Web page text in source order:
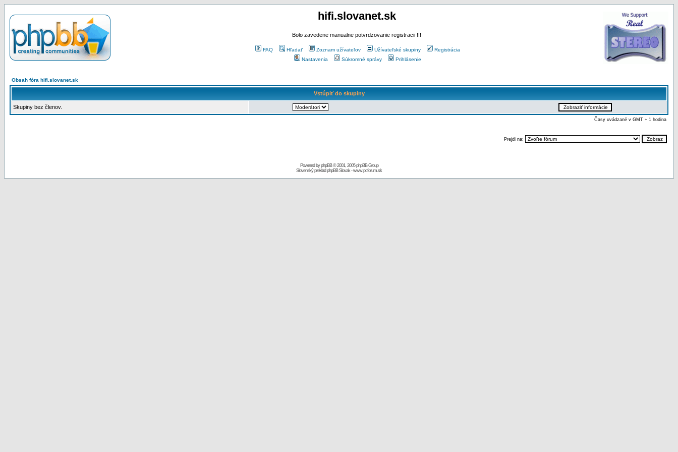
hifi.slovanet.sk
Bolo zavedene manualne potvrdzovanie registracii !!!
FAQ Hľadať Zoznam užívateľov Užívateľské skupiny
Registrácia
Nastavenia
Súkromné správy Prihlásenie
Obsah fóra hifi.slovanet.sk
Vstúpiť do skupiny
Skupiny bez členov.
Časy uvádzané v GMT + 1 hodina
Prejdi na:
Powered byphpBB© 2001, 2005 phpBB Group
Slovenský preklad phpBB Slovak-www.pcforum.sk